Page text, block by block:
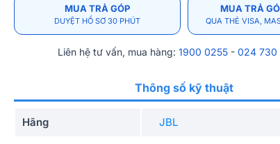
MUA TRẢ GÓP
DUYỆT HỒ SƠ 30 PHÚT
MUA TRẢ
QUA THẺ VISA,
Liên hệ tư vấn, mua hàng: 1900 0255 - 024 730
Thông số kỹ thuật
Hãng JBL